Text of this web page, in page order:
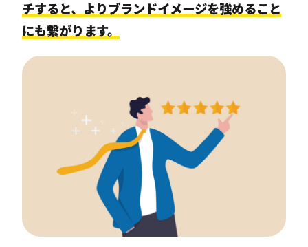
チすると、よりブランドイメージを強めること
にも繋がります。